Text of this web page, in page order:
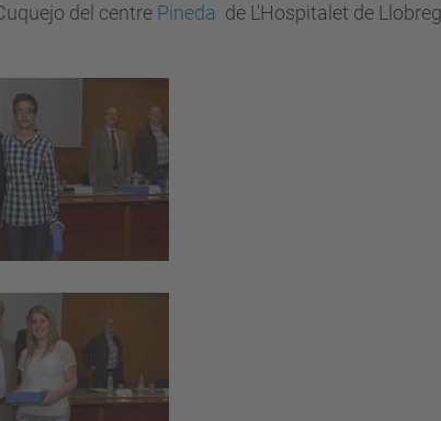
del centre Pineda de L'Hospitalet de